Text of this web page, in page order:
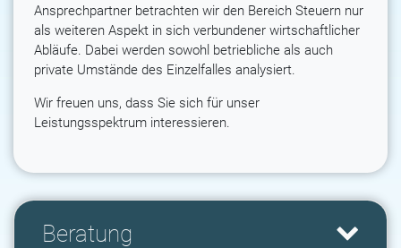
Ansprechpartner betrachten wir den Bereich Steuern nur
als weiteren Aspekt in sich verbundener wirtschaftlicher
Abläufe. Dabei werden sowohl betriebliche als auch
private Umstände des Einzelfalles analysiert.
Wir freuen uns, dass Sie sich für unser
Leistungsspektrum interessieren.
Beratung